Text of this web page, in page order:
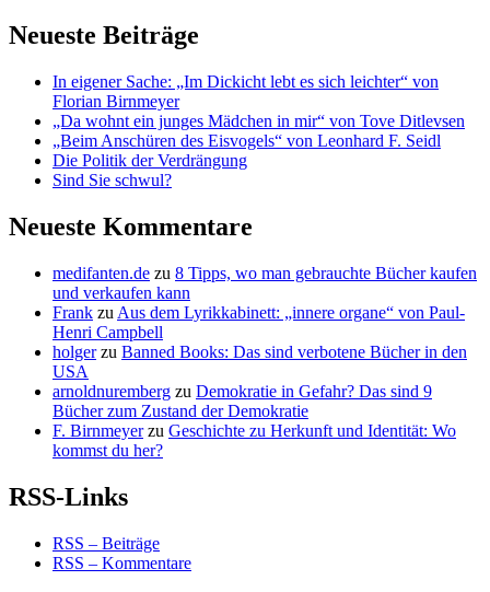
Neueste Beiträge
In eigener Sache: „Im Dickicht lebt es sich leichter“ von
Florian Birnmeyer
„Da wohnt ein junges Mädchen in mir“ von Tove Ditlevsen
„Beim Anschüren des Eisvogels“ von Leonhard F. Seidl
Die Politik der Verdrängung
Sind Sie schwul?
Neueste Kommentare
medifanten.de zu 8 Tipps, wo man gebrauchte Bücher kaufen
und verkaufen kann
Frank zu Aus dem Lyrikkabinett: „innere organe“ von Paul-
Henri Campbell
holgerzu Banned Books: Das sind verbotene Bücher in den
USA
arnoldnuremberg zu Demokratie in Gefahr? Das sind 9
Bücher zum Zustand der Demokratie
F. Birnmeyerzu Geschichte zu Herkunft und Identität: Wo
kommst du her?
RSS-Links
RSS – Beiträge
RSS – Kommentare